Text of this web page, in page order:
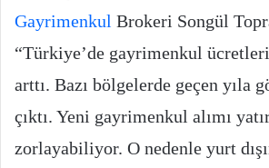
Gayrimenkul Brokeri Songül
“Türkiye’de gayrimenkul
arttı. Bazı bölgelerde geçen yıla
çıktı. Yeni gayrimenkul alımı
zorlayabiliyor. O nedenle yurt